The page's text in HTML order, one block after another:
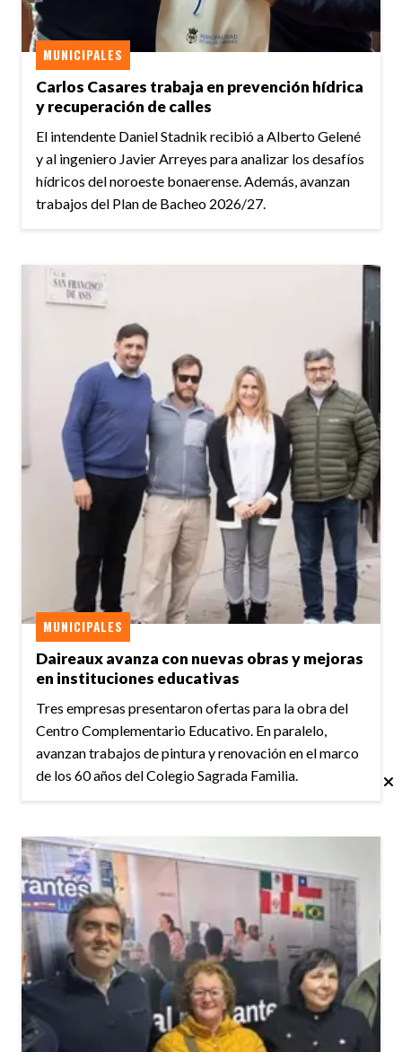
Carlos Casares trabaja en prevención hídrica
y recuperación de calles
MUNICIPALES
El intendente Daniel Stadnik recibió a Alberto Gelené
y al ingeniero Javier Arreyes para analizar los desafíos
hídricos del noroeste bonaerense. Además, avanzan
trabajos del Plan de Bacheo 2026/27.
Daireaux avanza con nuevas obras y mejoras
en instituciones educativas
MUNICIPALES
Tres empresas presentaron ofertas para la obra del
Centro Complementario Educativo. En paralelo,
avanzan trabajos de pintura y renovación en el marco
de los 60 años del Colegio Sagrada Familia.